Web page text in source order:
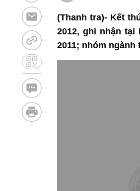
(Thanh tra)- Kết
2012, ghi nhận
2011; nhóm